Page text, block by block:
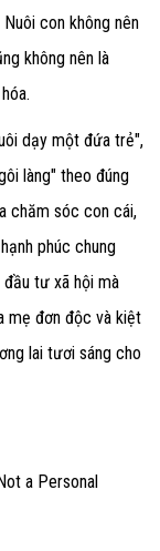
con không nên
không nên là
dạy một đứa trẻ",
làng" theo đúng
chăm sóc con cái,
phúc chung
tư xã hội mà
mẹ đơn độc và kiệt
lai tươi sáng cho
a Personal